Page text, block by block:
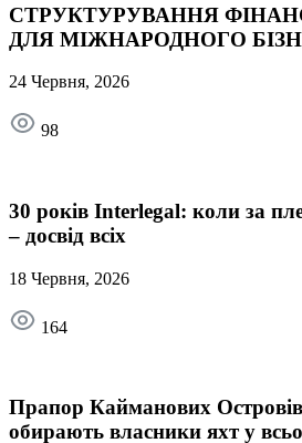
СТРУКТУРУВАННЯ
ДЛЯ МІЖНАРОДНОГО
24 Червня, 2026
98
30 років Interlegal: коли за
– досвід всіх
18 Червня, 2026
164
Прапор Кайманових
обирають власники яхт у